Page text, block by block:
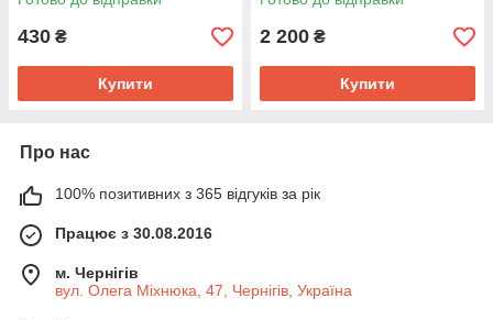
430 ₴
Купити
2 200 ₴
Купити
Про нас
100% позитивних з 365 відгуків за рік
Працює з 30.08.2016
м. Чернігів
вул. Олега Міхнюка, 47, Чернігів, Україна